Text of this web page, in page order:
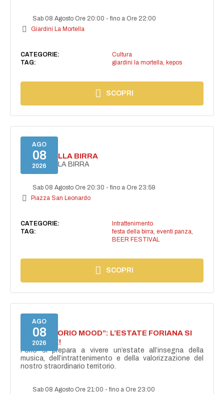
Sab 08 Agosto Ore 20:00 -fino a Ore 22:00
Giardini La Mortella
CATEGORIE:
Cultura
TAG:
giardini la mortella, kepos
SCOPRI
AGO
08
2026
FESTA DELLA BIRRA
FESTA DELLA BIRRA
Sab 08 Agosto Ore 20:30 -fino a Ore 23:59
Piazza San Leonardo
CATEGORIE:
Intrattenimento
TAG:
festa della birra, eventi panza,
BEER FESTIVAL
SCOPRI
AGO
08
2026
NASCE “FORIO MOOD”: L’ESTATE FORIANA SI
ACCENDE!
Forio si prepara a vivere un’estate all’insegna della
musica, dell’intrattenimento e della valorizzazione del
nostro straordinario territorio.
Sab 08 Agosto Ore 21:00 -fino a Ore 23:00